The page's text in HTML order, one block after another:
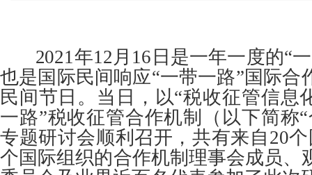
2021年12月16日是一年一度的“一
也是国际民间响应“一带一路”国际合
民间节日。当日，以“税收征管信息
一路”税收征管合作机制（以下简称
专题研讨会顺利召开，共有来自20
个国际组织的合作机制理事会成员、